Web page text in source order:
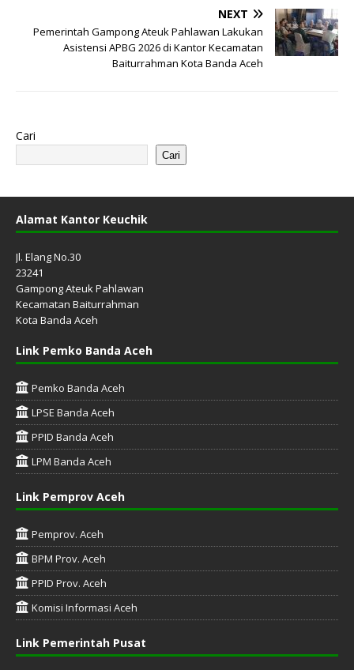
NEXT
Pemerintah Gampong Ateuk Pahlawan Lakukan
Asistensi APBG 2026 di Kantor Kecamatan
Baiturrahman Kota Banda Aceh
Cari
Cari
Alamat Kantor Keuchik
Jl. Elang No.30
23241
Gampong Ateuk Pahlawan
Kecamatan Baiturrahman
Kota Banda Aceh
Link Pemko Banda Aceh
Pemko Banda Aceh
LPSE Banda Aceh
PPID Banda Aceh
LPM Banda Aceh
Link Pemprov Aceh
Pemprov. Aceh
BPM Prov. Aceh
PPID Prov. Aceh
Komisi Informasi Aceh
Link Pemerintah Pusat